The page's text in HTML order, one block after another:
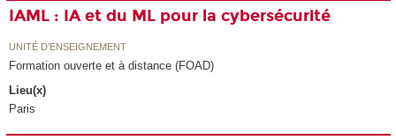
IAML : IA et du ML pour la cybersécurité
UNITÉ D’ENSEIGNEMENT
Formation ouverte et à distance (FOAD)
Lieu(x)
Paris